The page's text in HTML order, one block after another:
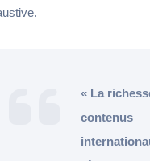
« La
contenus